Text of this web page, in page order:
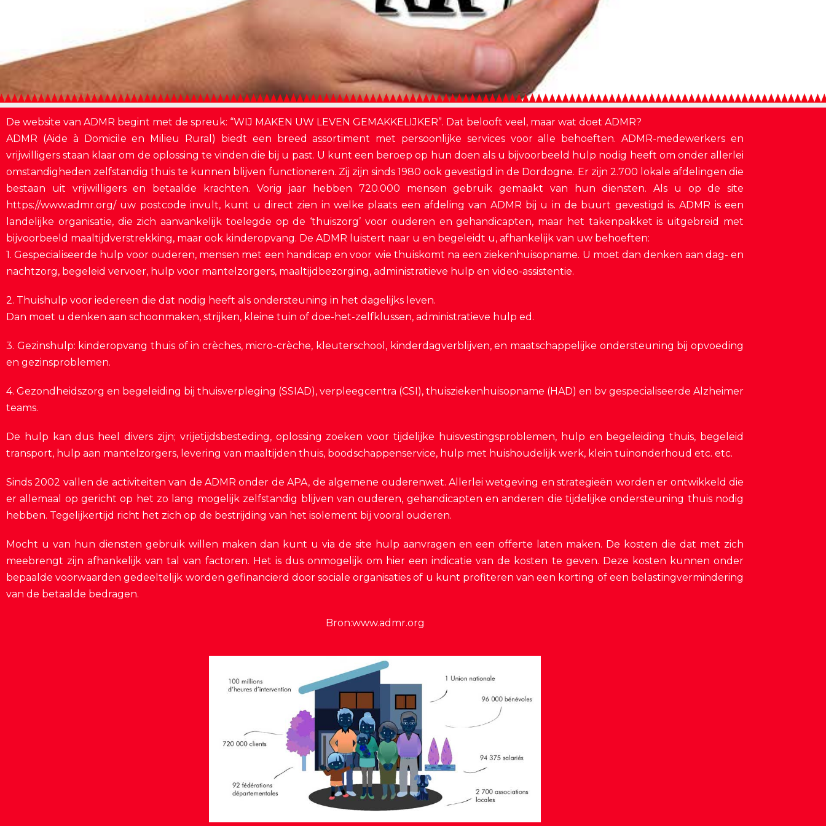
De website van ADMR begint met de spreuk: “WIJ MAKEN UW LEVEN GEMAKKELIJKER”. Dat belooft veel, maar wat doet ADMR?
ADMR (Aide à Domicile en Milieu Rural) biedt een breed assortiment met persoonlijke services voor alle behoeften. ADMR-medewerkers en
vrijwilligers staan ​​klaar om de oplossing te vinden die bij u past. U kunt een beroep op hun doen als u bijvoorbeeld hulp nodig heeft om onder allerlei
omstandigheden zelfstandig thuis te kunnen blijven functioneren. Zij zijn sinds 1980 ook gevestigd in de Dordogne. Er zijn 2.700 lokale afdelingen die
bestaan uit vrijwilligers en betaalde krachten. Vorig jaar hebben 720.000 mensen gebruik gemaakt van hun diensten. Als u op de site
https://www.admr.org/ uw postcode invult, kunt u direct zien in welke plaats een afdeling van ADMR bij u in de buurt gevestigd is. ADMR is een
landelijke organisatie, die zich aanvankelijk toelegde op de ‘thuiszorg’ voor ouderen en gehandicapten, maar het takenpakket is uitgebreid met
bijvoorbeeld maaltijdverstrekking, maar ook kinderopvang. De ADMR luistert naar u en begeleidt u, afhankelijk van uw behoeften:
1. Gespecialiseerde hulp voor ouderen, mensen met een handicap en voor wie thuiskomt na een ziekenhuisopname. U moet dan denken aan dag- en
nachtzorg, begeleid vervoer, hulp voor mantelzorgers, maaltijdbezorging, administratieve hulp en video-assistentie.
2. Thuishulp voor iedereen die dat nodig heeft als ondersteuning in het dagelijks leven.
Dan moet u denken aan schoonmaken, strijken, kleine tuin of doe-het-zelfklussen, administratieve hulp ed.
3. Gezinshulp: kinderopvang thuis of in crèches, micro-crèche, kleuterschool, kinderdagverblijven, en maatschappelijke ondersteuning bij opvoeding
en gezinsproblemen.
4. Gezondheidszorg en begeleiding bij thuisverpleging (SSIAD), verpleegcentra (CSI), thuisziekenhuisopname (HAD) en bv gespecialiseerde Alzheimer
teams.
De hulp kan dus heel divers zijn; vrijetijdsbesteding, oplossing zoeken voor tijdelijke huisvestingsproblemen, hulp en begeleiding thuis, begeleid
transport, hulp aan mantelzorgers, levering van maaltijden thuis, boodschappenservice, hulp met huishoudelijk werk, klein tuinonderhoud etc. etc.
Sinds 2002 vallen de activiteiten van de ADMR onder de APA, de algemene ouderenwet. Allerlei wetgeving en strategieën worden er ontwikkeld die
er allemaal op gericht op het zo lang mogelijk zelfstandig blijven van ouderen, gehandicapten en anderen die tijdelijke ondersteuning thuis nodig
hebben. Tegelijkertijd richt het zich op de bestrijding van het isolement bij vooral ouderen.
Mocht u van hun diensten gebruik willen maken dan kunt u via de site hulp aanvragen en een offerte laten maken. De kosten die dat met zich
meebrengt zijn afhankelijk van tal van factoren. Het is dus onmogelijk om hier een indicatie van de kosten te geven. Deze kosten kunnen onder
bepaalde voorwaarden gedeeltelijk worden gefinancierd door sociale organisaties of u kunt profiteren van een korting of een belastingvermindering
van de betaalde bedragen.
Bron:www.admr.org